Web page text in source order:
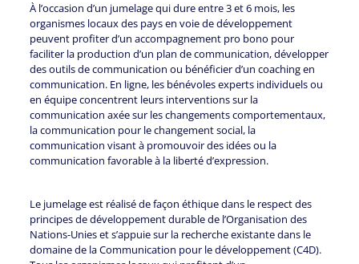
À l’occasion d’un jumelage qui dure entre 3 et 6 mois, les
organismes locaux des pays en voie de développement
peuvent profiter d’un accompagnement pro bono pour
faciliter la production d’un plan de communication, développer
des outils de communication ou bénéficier d’un coaching en
communication. En ligne, les bénévoles experts individuels ou
en équipe concentrent leurs interventions sur la
communication axée sur les changements comportementaux,
la communication pour le changement social, la
communication visant à promouvoir des idées ou la
communication favorable à la liberté d’expression.
Le jumelage est réalisé de façon éthique dans le respect des
principes de développement durable de l’Organisation des
Nations-Unies et s’appuie sur la recherche existante dans le
domaine de la Communication pour le développement (C4D).